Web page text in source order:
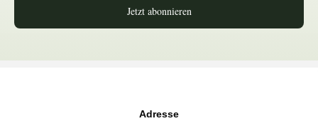
Jetzt abonnieren
Adresse